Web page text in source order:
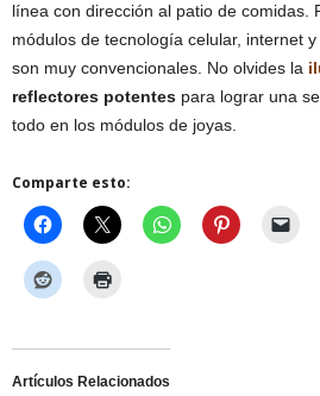
línea con dirección al patio de comidas.
módulos de tecnología celular, internet
son muy convencionales. No olvides la
reflectores potentes para lograr una
todo en los módulos de joyas.
Comparte esto:
Artículos Relacionados